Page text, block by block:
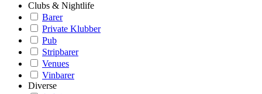
Clubs & Nightlife
Barer
Private Klubber
Pub
Stripbarer
Venues
Vinbarer
Diverse